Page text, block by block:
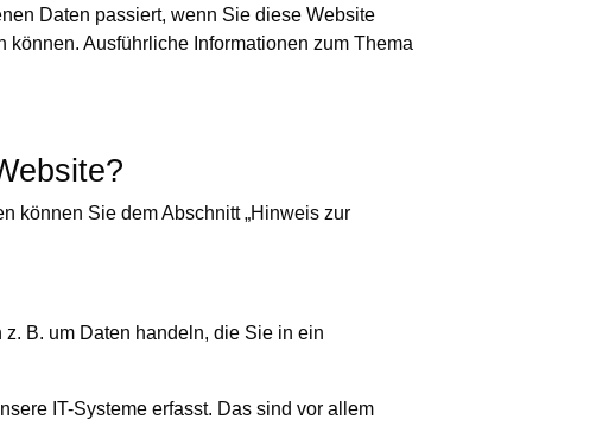
Daten passiert, wenn Sie diese Website
Ausführliche Informationen zum Thema
können Sie dem Abschnitt „Hinweis zur
B. um Daten handeln, die Sie in ein
IT-Systeme erfasst. Das sind vor allem